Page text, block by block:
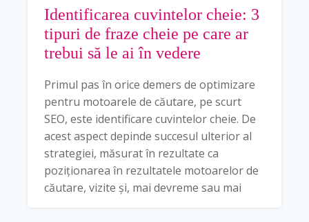
Identificarea cuvintelor cheie: 3
tipuri de fraze cheie pe care ar
trebui să le ai în vedere
Primul pas în orice demers de optimizare
pentru motoarele de căutare, pe scurt
SEO, este identificare cuvintelor cheie. De
acest aspect depinde succesul ulterior al
strategiei, măsurat în rezultate ca
poziționarea în rezultatele motoarelor de
căutare, vizite și, mai devreme sau mai